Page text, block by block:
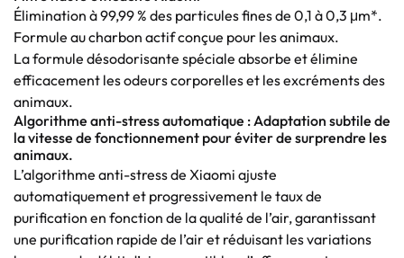
Élimination à 99,99 % des particules fines de 0,1 à 0,3 μm*.
Formule au charbon actif conçue pour les animaux.
La formule désodorisante spéciale absorbe et élimine
efficacement les odeurs corporelles et les excréments des
animaux.
Algorithme anti-stress automatique : Adaptation subtile de
la vitesse de fonctionnement pour éviter de surprendre les
animaux.
L’algorithme anti-stress de Xiaomi ajuste
automatiquement et progressivement le taux de
purification en fonction de la qualité de l’air, garantissant
une purification rapide de l’air et réduisant les variations